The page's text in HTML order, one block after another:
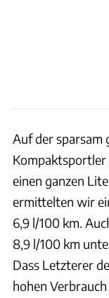
Auf der sparsam
Kompaktsportler
einen ganzen
ermittelten wir
6,9 l/100 km.
8,9 l/100 km
Dass Letzterer
hohen